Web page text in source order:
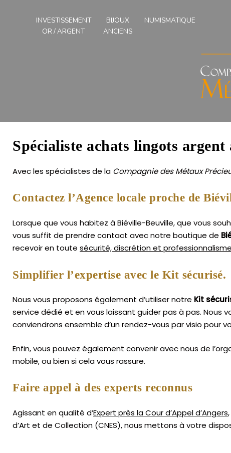
INVESTISSEMENT
OR / ARGENT
BIJOUX
ANCIENS
NUMISMATIQUE
Spécialiste achats lingots
Avec les spécialistes de la Compagnie des Métaux
Contactez l’Agence locale proche de
Lorsque que vous habitez à Biéville-Beuville, que vous
vous suffit de prendre contact avec notre boutique de
recevoir en toute sécurité, discrétion et professionnalisme
Simplifier l’expertise avec le Kit sécurisé.
Nous vous proposons également d’utiliser notre Kit
service dédié et en vous laissant guider pas à pas. Nous
conviendrons ensemble d’un rendez-vous par visio pour
Enfin, vous pouvez également convenir avec nous de
mobile, ou bien si cela vous rassure.
Faire appel à des experts reconnus
Agissant en qualité d’Expert près la Cour d’Appel d’Angers
d’Art et de Collection (CNES),nous mettons à votre